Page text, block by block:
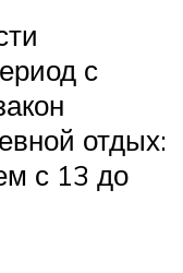
с
отдых:
с 13 до